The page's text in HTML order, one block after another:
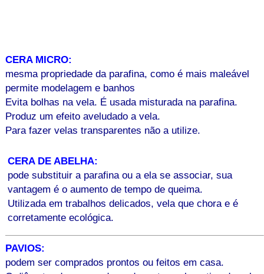
CERA MICRO:
mesma propriedade da parafina, como é mais maleável
permite modelagem e banhos
Evita bolhas na vela. É usada misturada na parafina.
Produz um efeito aveludado a vela.
Para fazer velas transparentes não a utilize.
CERA DE ABELHA:
pode substituir a parafina ou a ela se associar, sua
vantagem é o aumento de tempo de queima.
Utilizada em trabalhos delicados, vela que chora e é
corretamente ecológica.
PAVIOS:
podem ser comprados prontos ou feitos em casa.